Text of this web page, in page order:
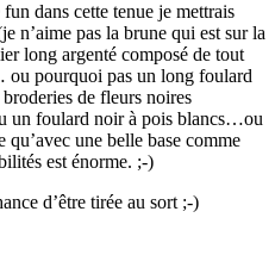
dans cette tenue je mettrais
n’aime pas la brune qui est sur la
long argenté composé de tout
ou pourquoi pas un long foulard
de fleurs noires
foulard noir à pois blancs…ou
qu’avec une belle base comme
est énorme. ;-)
d’être tirée au sort ;-)